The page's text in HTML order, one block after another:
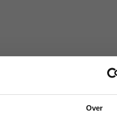
Over
Nie
Istnieje